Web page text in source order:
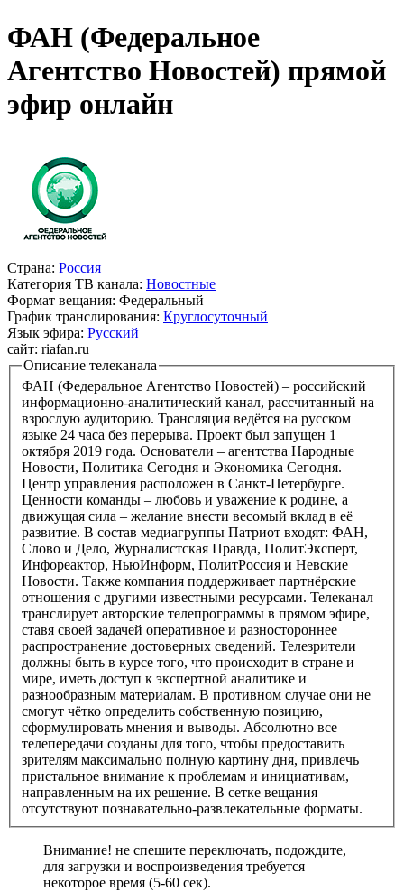
ФАН (Федеральное
Агентство Новостей) прямой
эфир онлайн
Страна: Россия
Категория ТВ канала: Новостные
Формат вещания: Федеральный
График транслирования: Круглосуточный
Язык эфира: Русский
сайт: riafan.ru
Описание телеканала
ФАН (Федеральное Агентство Новостей) – российский
информационно-аналитический канал, рассчитанный на
взрослую аудиторию. Трансляция ведётся на русском
языке 24 часа без перерыва. Проект был запущен 1
октября 2019 года. Основатели – агентства Народные
Новости, Политика Сегодня и Экономика Сегодня.
Центр управления расположен в Санкт-Петербурге.
Ценности команды – любовь и уважение к родине, а
движущая сила – желание внести весомый вклад в её
развитие. В состав медиагруппы Патриот входят: ФАН,
Слово и Дело, Журналистская Правда, ПолитЭксперт,
Инфореактор, НьюИнформ, ПолитРоссия и Невские
Новости. Также компания поддерживает партнёрские
отношения с другими известными ресурсами. Телеканал
транслирует авторские телепрограммы в прямом эфире,
ставя своей задачей оперативное и разностороннее
распространение достоверных сведений. Телезрители
должны быть в курсе того, что происходит в стране и
мире, иметь доступ к экспертной аналитике и
разнообразным материалам. В противном случае они не
смогут чётко определить собственную позицию,
сформулировать мнения и выводы. Абсолютно все
телепередачи созданы для того, чтобы предоставить
зрителям максимально полную картину дня, привлечь
пристальное внимание к проблемам и инициативам,
направленным на их решение. В сетке вещания
отсутствуют познавательно-развлекательные форматы.
Внимание! не спешите переключать, подождите,
для загрузки и воспроизведения требуется
некоторое время (5-60 сек).